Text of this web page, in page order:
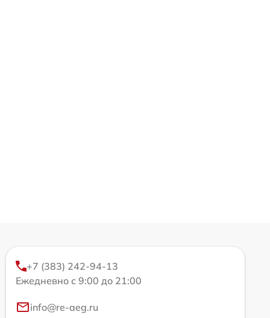
+7 (383) 242-94-13
Ежедневно с 9:00 до 21:00
info@re-aeg.ru